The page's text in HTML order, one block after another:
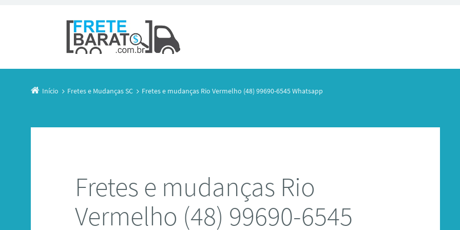
Início Fretes e Mudanças SC Fretes e mudanças Rio Vermelho (48) 99690-6545 Whatsapp
Fretes e mudanças Rio
Vermelho (48) 99690-6545